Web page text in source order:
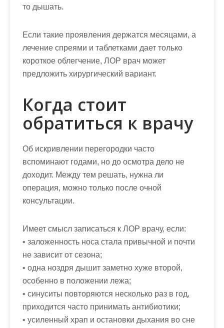
то дышать.
Если такие проявления держатся месяцами, а
лечение спреями и таблетками дает только
короткое облегчение, ЛОР врач может
предложить хирургический вариант.
Когда стоит
обратиться к врачу
Об искривлении перегородки часто
вспоминают годами, но до осмотра дело не
доходит. Между тем решать, нужна ли
операция, можно только после очной
консультации.
Имеет смысл записаться к ЛОР врачу, если:
• заложенность носа стала привычной и почти
не зависит от сезона;
• одна ноздря дышит заметно хуже второй,
особенно в положении лежа;
• синуситы повторяются несколько раз в год,
приходится часто принимать антибиотики;
• усиленный храп и остановки дыхания во сне